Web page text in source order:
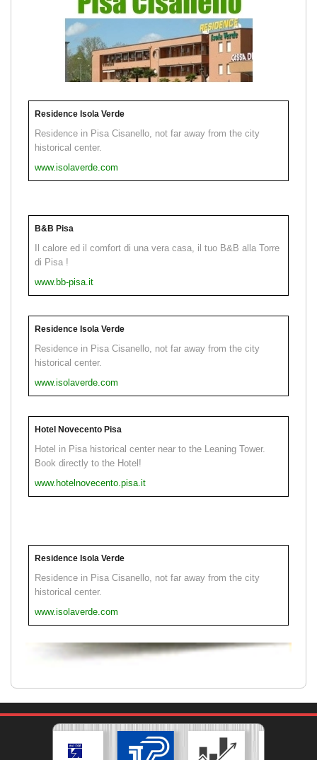
Residence Isola Verde
Residence in Pisa Cisanello, not far away from the city
historical center.
www.isolaverde.com
B&B Pisa
Il calore ed il comfort di una vera casa, il tuo B&B alla Torre
di Pisa !
www.bb-pisa.it
Residence Isola Verde
Residence in Pisa Cisanello, not far away from the city
historical center.
www.isolaverde.com
Hotel Novecento Pisa
Hotel in Pisa historical center near to the Leaning Tower.
Book directly to the Hotel!
www.hotelnovecento.pisa.it
Residence Isola Verde
Residence in Pisa Cisanello, not far away from the city
historical center.
www.isolaverde.com